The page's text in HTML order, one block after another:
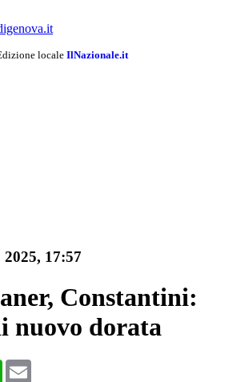
localeIlNazionale.it
2025, 17:57
Constantini:
nuovo dorata
WhatsApp